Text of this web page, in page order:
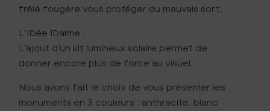
frêle fougère vous protéger du mauvais sort.
L’IDée IDaime :
L’ajout d’un kit lumineux solaire permet de
donner encore plus de force au visuel.
Nous avons fait le choix de vous présenter les
monuments en 3 couleurs : anthracite, blanc